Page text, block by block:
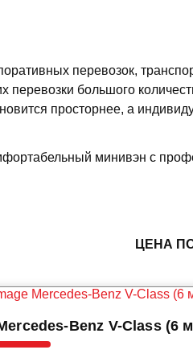
перевозок,
большого
просторнее, а
минивэн с
ЦЕНА
Benz V-Class (6